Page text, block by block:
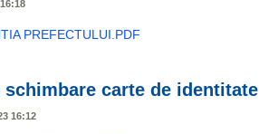
PREFECTULUI.PDF
schimbare carte de identitate
16:12